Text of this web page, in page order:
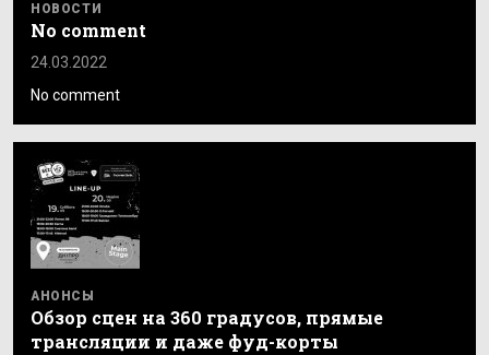
НОВОСТИ
No comment
24.03.2022
No comment
АНОНСЫ
Обзор сцен на 360 градусов, прямые
трансляции и даже фуд-корты